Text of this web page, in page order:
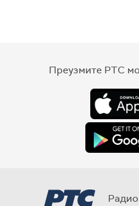
Преузмите РТС
Радио